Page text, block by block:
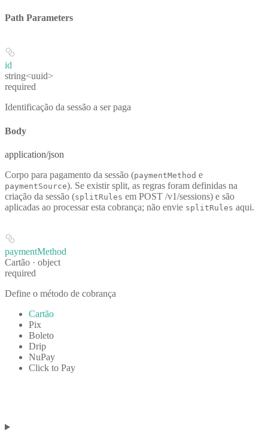
Path Parameters
id
string<uuid>
required
Identificação da sessão a ser paga
Body
application/json
Corpo para pagamento da sessão (paymentMethod e
paymentSource). Se existir split, as regras foram definidas na
criação da sessão (splitRules em POST /v1/sessions) e são
aplicadas ao processar esta cobrança; não envie splitRules aqui.
paymentMethod
Cartão · object
required
Define o método de cobrança
Cartão
Pix
Boleto
Drip
NuPay
Click to Pay